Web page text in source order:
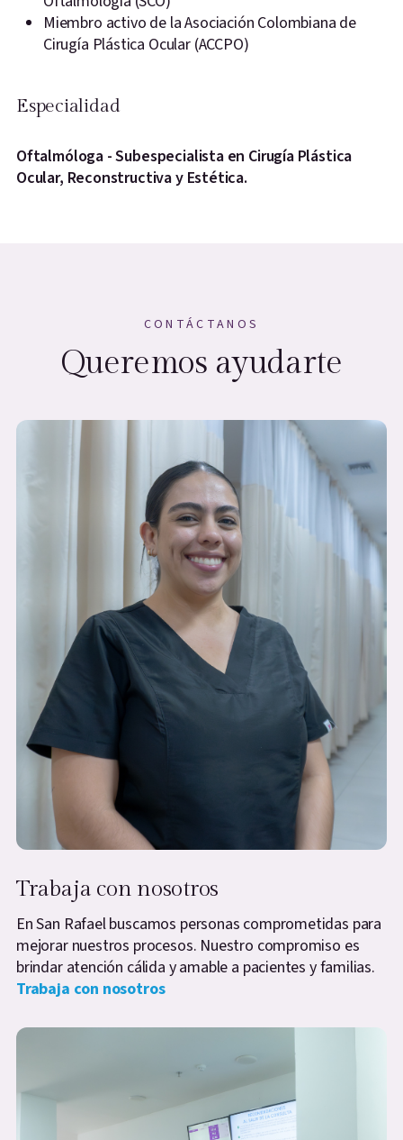
Miembro activo de la Asociación Colombiana de
Cirugía Plástica Ocular (ACCPO)
Especialidad
Oftalmóloga - Subespecialista en Cirugía Plástica
Ocular, Reconstructiva y Estética.
CONTÁCTANOS
Queremos ayudarte
Trabaja con nosotros
En San Rafael buscamos personas comprometidas para
mejorar nuestros procesos. Nuestro compromiso es
brindar atención cálida y amable a pacientes y familias.
Trabaja con nosotros